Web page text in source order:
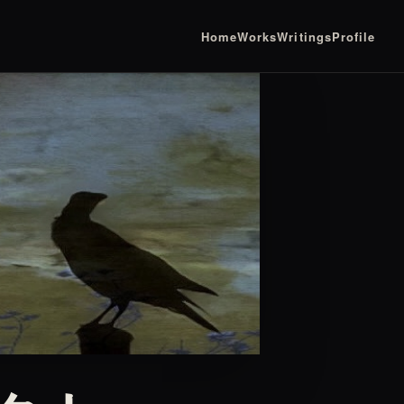
HomeWorksWritingsProfile